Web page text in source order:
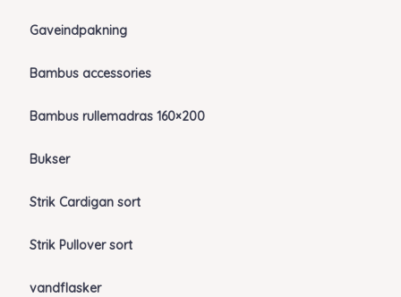
Gaveindpakning
Bambus accessories
Bambus rullemadras 160×200
Bukser
Strik Cardigan sort
Strik Pullover sort
vandflasker